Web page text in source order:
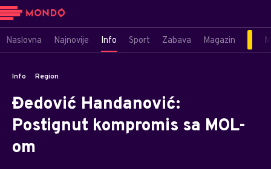
Naslovna Najnovije Info Sport Zabava Magazin
Info Region
Đedović Handanović:
Postignut kompromis sa MOL-
om